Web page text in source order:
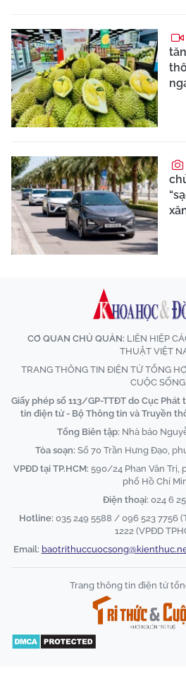
CƠ QUAN CHỦ QUẢN: LIÊN HIỆP
THUẬT VIỆT
TRANG THÔNG TIN ĐIỆN TỬ TỔNG
CUỘC SỐNG
Giấy phép số 113/GP-TTĐT do Cục
tin điện tử - Bộ Thông tin và Truyền
Tổng Biên tập: Nhà báo
Tòa soạn: Số 70 Trần Hưng Đạo,
VPĐD tại TP.HCM: 590/24 Phan Văn Trị,
phố Hồ Chí
Điện thoại: 024 6
Hotline: 035 249 5588 / 096 523 7756
1222 (VPĐD
Email:
Trang thông tin điện tử